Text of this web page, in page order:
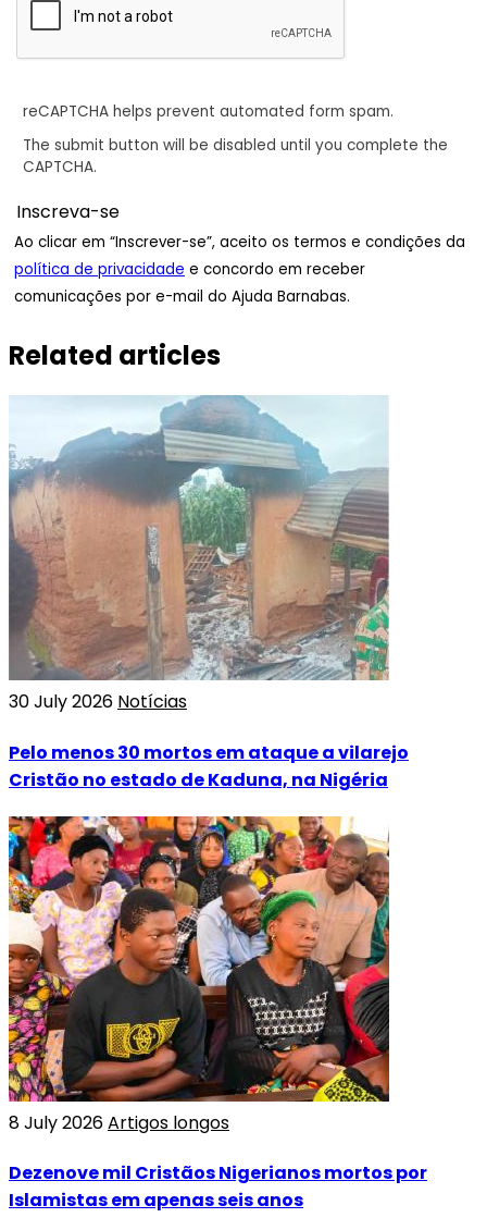
reCAPTCHA helps prevent automated form spam.
The submit button will be disabled until you complete the
CAPTCHA.
Ao clicar em “Inscrever-se”, aceito os termos e condições da
política de privacidade e concordo em receber
comunicações por e-mail do Ajuda Barnabas.
Related articles
30 July 2026 Notícias
Pelo menos 30 mortos em ataque a vilarejo
Cristão no estado de Kaduna, na Nigéria
8 July 2026Artigos longos
Dezenove mil Cristãos Nigerianos mortos por
Islamistas em apenas seis anos